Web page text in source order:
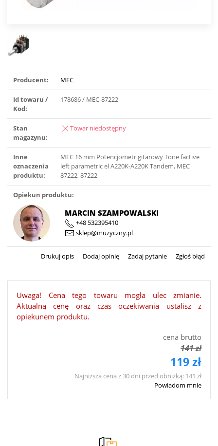
Producent: MEC
Id towaru /
Kod:
178686 / MEC-87222
Stan
magazynu:
Towar niedostępny
Inne
oznaczenia
produktu:
MEC 16 mm Potencjometr gitarowy Tone factive
left parametric el A220K-A220K Tandem, MEC
87222, 87222
Opiekun produktu:
MARCIN SZAMPOWALSKI
+48 532395410
sklep@muzyczny.pl
Drukuj opis Dodaj opinię Zadaj pytanie Zgłoś błąd
Uwaga! Cena tego towaru mogła ulec zmianie.
Aktualną cenę oraz czas oczekiwania ustalisz z
opiekunem produktu.
cena brutto
141 zł
119 zł
Najniższa cena z 30 dni przed obniżką: 141 zł
Powiadom mnie